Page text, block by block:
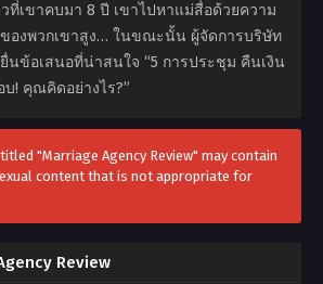
ที่เขาคบมา 8 ปี เขาไปหาแม่สื่อด้วยความ
องพวกเขาสูง… ในขณะนั้น ผู้จัดการบริษัท
นข้อเสนอที่น่าสนใจ “5 การประชุม คืนเงิน
! คุณคิดอย่างไร?”
"Marriage Agency Review" may contain
content that is not appropriate for
Review